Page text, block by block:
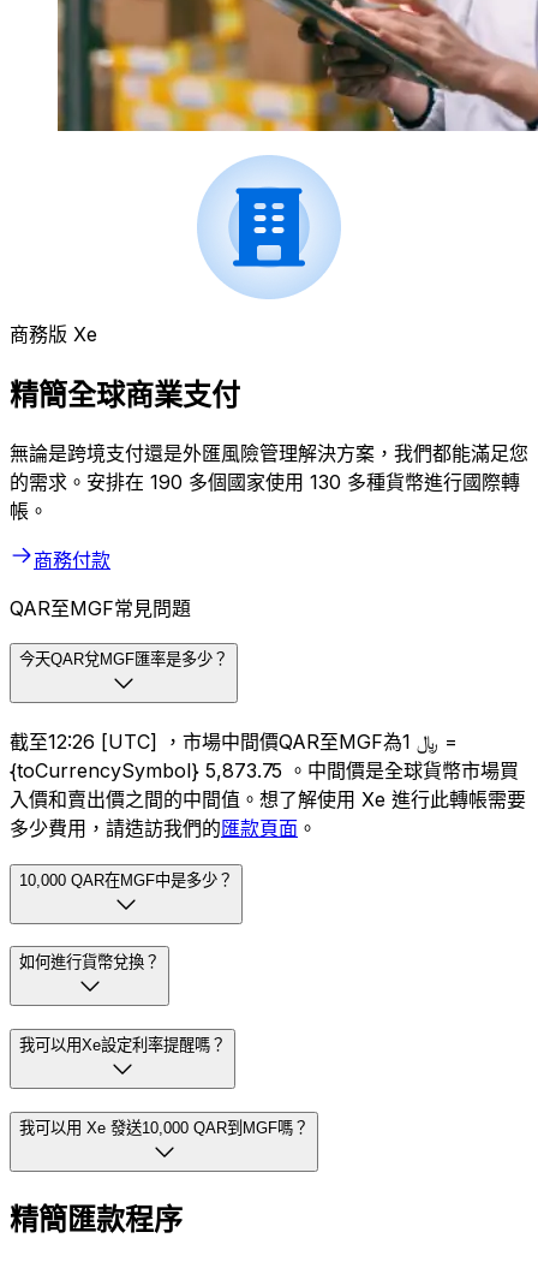
商務版 Xe
精簡全球商業支付
無論是跨境支付還是外匯風險管理解決方案，我們都能滿足您
的需求。安排在 190 多個國家使用 130 多種貨幣進行國際轉
帳。
商務付款
QAR至MGF常見問題
今天QAR兌MGF匯率是多少？
截至12:26 [UTC] ，市場中間價QAR至MGF為﷼ 1 =
{toCurrencySymbol} 5,873.75 。中間價是全球貨幣市場買
入價和賣出價之間的中間值。想了解使用 Xe 進行此轉帳需要
多少費用，請造訪我們的匯款頁面 。
10,000 QAR在MGF中是多少？
如何進行貨幣兌換？
我可以用Xe設定利率提醒嗎？
我可以用 Xe 發送10,000 QAR到MGF嗎？
精簡匯款程序